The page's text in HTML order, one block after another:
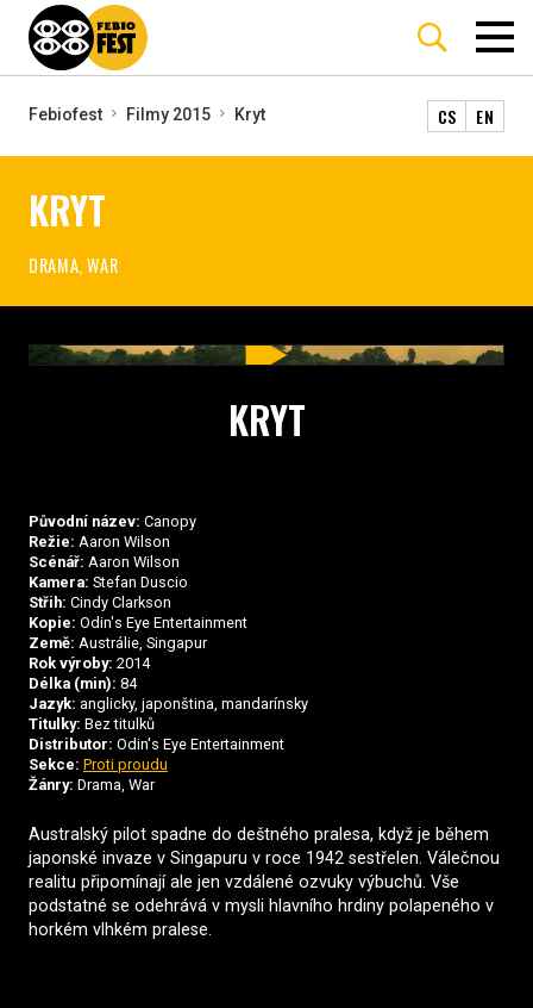
Febiofest Filmy 2015 Kryt CS EN
KRYT
DRAMA, WAR
KRYT
Původní název: Canopy
Režie: Aaron Wilson
Scénář: Aaron Wilson
Kamera: Stefan Duscio
Střih: Cindy Clarkson
Kopie: Odin's Eye Entertainment
Země: Austrálie, Singapur
Rok výroby: 2014
Délka (min): 84
Jazyk: anglicky, japonština, mandarínsky
Titulky: Bez titulků
Distributor: Odin's Eye Entertainment
Sekce: Proti proudu
Žánry: Drama, War
Australský pilot spadne do deštného pralesa, když je během
japonské invaze v Singapuru v roce 1942 sestřelen. Válečnou
realitu připomínají ale jen vzdálené ozvuky výbuchů. Vše
podstatné se odehrává v mysli hlavního hrdiny polapeného v
horkém vlhkém pralese.